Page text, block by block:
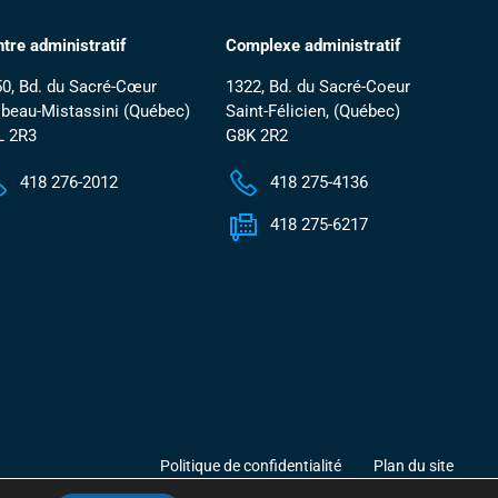
administratif
Bd. du Sacré-Cœur
Mistassini (Québec)
2R3
418 276-2012
Complexe administratif
1322, Bd. du Sacré-Coeur
Saint-Félicien, (Québec)
G8K 2R2
418 275-4136
418 275-6217
Politique de confidentialité Plan du site